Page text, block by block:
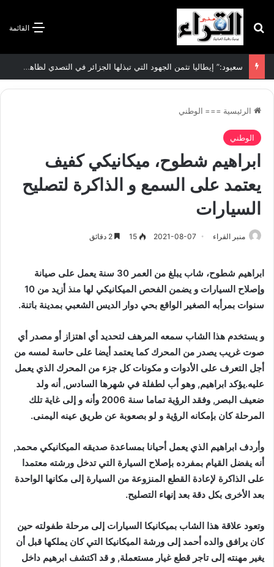
القائمة بحث عن
سعيود:” إيطاليا تثمن الجهود التي تبذلها الجزائر في التصدي لظاهرة الهجرة غير الشرعية”
الرئيسية === الوطني
الوطني
ابراهيم شطوح، ميكانيكي كفيف
يعتمد على السمع و الذاكرة لتصليح
السيارات
منبر القراء 2021-08-07
15
ابراهيم شطوح، شاب يبلغ من العمر 30 سنة يعمل على صيانة
وإصلاح السيارات و يضمن الفحص الميكانيكي لها منذ أزيد من 10
سنوات بمرأبه الصغير الواقع بحي دوار الديس الشعبي بمدينة باتنة.
و يستخدم هذا الشاب سمعه المرهف لتحديد أي اهتزاز أو مصدر أي
صوت غريب يصدر من المحرك كما يعتمد أيضا على حاسة لمسه من
أجل التعرف على الأدوات و مكونات كل جزء من المحرك الذي يعمل
عليه.يؤكد ابراهيم, وهو أب لطفلة في شهرها السادس, أنه ولد
ضعيف البصر, وفقد الرؤية تماما سنة 2006 وأنه و إلى غاية تلك
المرحلة كان بإمكانه الرؤية و لو بصعوبة عن طريق عينه اليمنى.
وأردف ابراهيم الذي يعمل أحيانا بمساعدة صديقه الميكانيكي محمد,
أنه يفضل القيام بمفرده بإصلاح السيارة التي تدخل ورشته معتمدا
على الذاكرة لإعادة القطع المنزوعة من السيارة إلى مكانها الواحدة
بعد الأخرى بكل دقة بعد إنهاء التصليح.
وتعود علاقة هذا الشاب بميكانيكا السيارات إلى مرحلة طفولته حين
كان يرافق والده أحمد إلى ورشة الميكانيكا التي كان يملكها قبل أن
يغير مهنته إلى تاجر قطع غيار مستعملة, و قد اكتشف ابرهيم داخل